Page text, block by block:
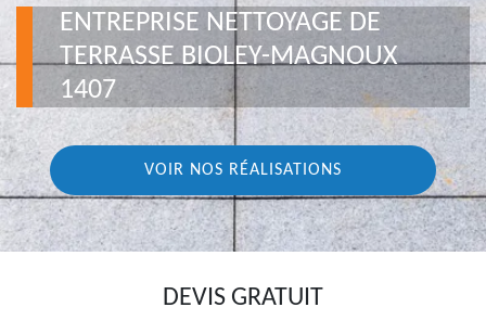
ENTREPRISE NETTOYAGE DE
TERRASSE BIOLEY-MAGNOUX
1407
VOIR NOS RÉALISATIONS
DEVIS GRATUIT